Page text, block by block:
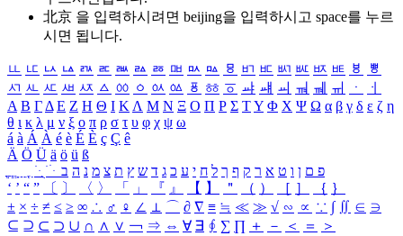
北京 을 입력하시려면 beijing을 입력하시고 space를 누르
시면 됩니다.
ㅥ ㅦ ㅧ ㅨ ㅩ ㅪ ㅫ ㅬ ㅭ ㅮ ㅯ ㅰ ㅱ ㅲ ㅳ ㅴ ㅵ ㅶ ㅷ ㅸ
ㅹ
ㅺ ㅻ ㅼ ㅽ ㅾ ㅿ ㆀ ㆁ ㆂ ㆃ ㆄ ㆅ ㆆ ㆇ ㆈ ㆉ ㆊ ㆋ ㆌ ㆍ
ㆎ
Α Β ΓΔ Ε Ζ Η Θ Ι ΚΛ Μ Ν Ξ Ο Π Ρ Σ ΤΥ Φ Χ Ψ Ω α β γ δ ε ζ η
θ ι κ λ μ ν ξ ο π ρ σ τ υ φ χ ψ ω
á à Á À é è É È ç Ç ê
Ä Ö Ü ä ö ü ß
ִֶֹ ֻּ ׁׂ פ ם ן ו ט א ר ק ף ך ל ח י ע כ ג ד ש ץ ת צ מ נ ה ב
‘ ’ “ ” 〔 〕 〈 〉 「 」 『 』 【 】 ＂ （ ） ［ ］ ｛ ｝
± × ÷ ≠ ≤ ≥ ∞ ∴ ♂ ♀ ∠ ⊥ ⌒ ∂ ∇ ≡ ≒ ≪ ≫ √ ∽ ∝ ∵ ∫ ∬ ∈ ∋
⊆ ⊇ ⊂ ⊃ ∪ ∩ ∧ ∨ ￢ ⇒ ⇔ ∀ ∃ ∮ ∑ ∏ ＋ － ＜ ＝
＞